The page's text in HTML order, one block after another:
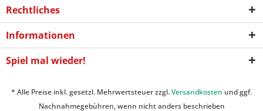
Rechtliches
Informationen
Spiel mal wieder!
* Alle Preise inkl. gesetzl. Mehrwertsteuer zzgl.Versandkosten und ggf.
Nachnahmegebühren, wenn nicht anders beschrieben